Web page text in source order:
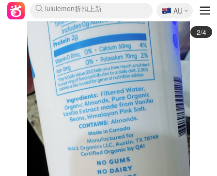
lululemon折扣上新
Sasa美妆护肤3.5折
SSENSE年中2.5折
FreshBeauty好价汇总
Cettire降价+叠9折
WWS Coles超市实拍
viagogo二手票捡漏
Myer超级周末
The Outnet奢牌1折起
David Jones 3折起
Flannels大牌1折
Perfumes Club护肤1折
AMIRO面罩$251
Amazon折扣汇总
eToro入金$200送$50
Amazon数码好物
ICONIC本周7.5折
ThedoubleF高奢地板价
Moose Knuckles 6折
丝芙兰5折起
EUFY摄像头$98
Selenichast首饰2折
Trip机票酒店促销
YSL送5件彩妆礼
Amazon家居好物
Amazon美妆护肤
雅漾大喷$8
过敏原检测盒$33
伊索独家赠50ml沐浴露
科颜氏高保湿面霜$29
SEALIFE海洋馆门票6折
丝塔芙大白罐$16
订阅Newsletter送香薰
Cult Beauty 6.8折
Harrods圣诞日历$525
LN-CC奢牌私促3折
d'Alba空姐喷雾$16
EVE LOM套装£56
Bernardelli独家4折
Adore Beauty 6折起
CT圣诞日历
Mytheresa奢品2.7折
Luxury Escapes 9折
Currentbody美容仪$881
MOON Garden Live
Roborock扫地机$649
Tingo Life水杯$24
Valentino官网5折
CR洗护套装$23
修丽可4件套$159
Myer彩妆2件7折
GANNI官网4.5折
Stylevana韩妆4折
Tessabit高奢8.5折
OGX洗发水$11
Amazon阿德莱德次日达
卡诗8.5折+赠礼
Philips Hue灯具8折
🇦🇺
AU
3/4